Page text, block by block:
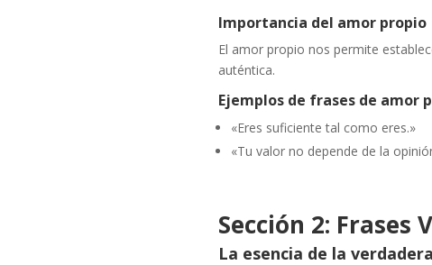
Importancia del amor propio
El amor propio nos permite
auténtica.
Ejemplos de frases de amor
«Eres suficiente tal como eres.»
«Tu valor no depende de la
Sección 2: Frases
La esencia de la